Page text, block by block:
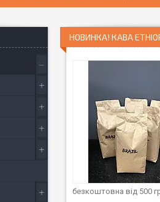
НОВИНКА! КАВА
безкоштовна від 500